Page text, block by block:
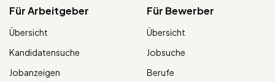
Für Arbeitgeber
Übersicht
Kandidatensuche
Jobanzeigen
Für Bewerber
Übersicht
Jobsuche
Berufe